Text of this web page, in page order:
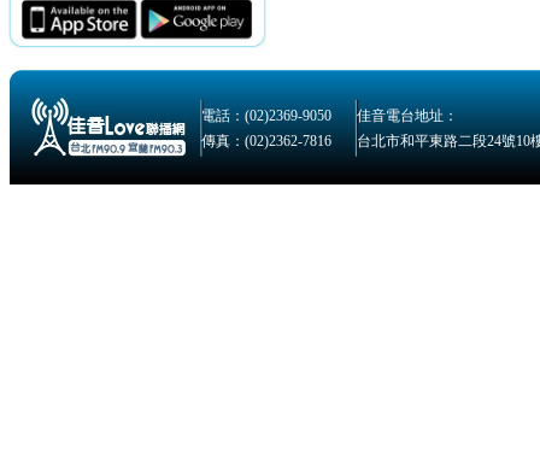
電話：(02)2369-9050
佳音電台地址：
傳真：(02)2362-7816
台北市和平東路二段24號10